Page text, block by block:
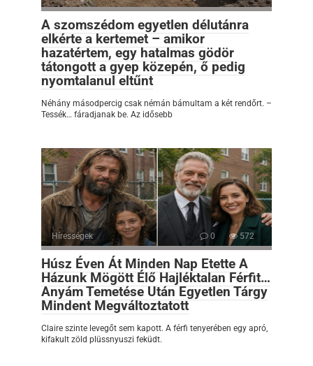
A szomszédom egyetlen délutánra
elkérte a kertemet – amikor
hazatértem, egy hatalmas gödör
tátongott a gyep közepén, ő pedig
nyomtalanul eltűnt
Néhány másodpercig csak némán bámultam a két rendőrt. –
Tessék… fáradjanak be. Az idősebb
Hírességek 0 572
Húsz Éven Át Minden Nap Etette A
Házunk Mögött Élő Hajléktalan Férfit…
Anyám Temetése Után Egyetlen Tárgy
Mindent Megváltoztatott
Claire szinte levegőt sem kapott. A férfi tenyerében egy apró,
kifakult zöld plüssnyuszi feküdt.